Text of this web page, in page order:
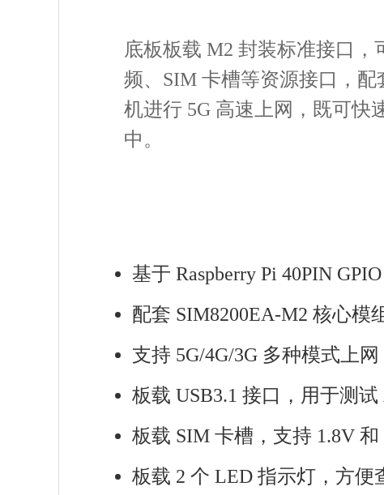
底板板载 M2 封装标准接口，
频、SIM 卡槽等资源接口，
机进行 5G 高速上网，既可快
中。
基于 Raspberry Pi 40PIN
配套 SIM8200EA-M2 核心模
支持 5G/4G/3G 多种模式上
板载 USB3.1 接口，用于测
板载 SIM 卡槽，支持 1.8V 和
板载 2 个 LED 指示灯，方便